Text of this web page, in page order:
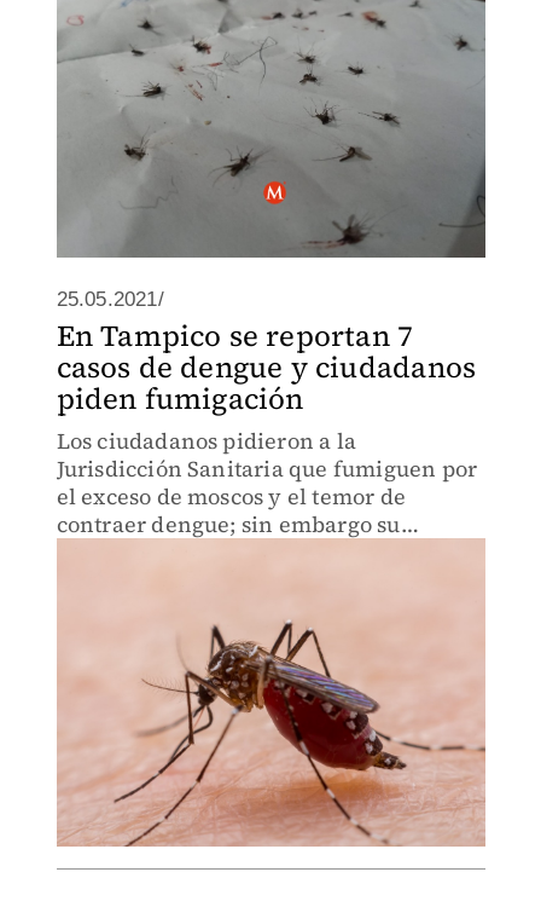
25.05.2021/
En Tampico se reportan 7
casos de dengue y ciudadanos
piden fumigación
Los ciudadanos pidieron a la
Jurisdicción Sanitaria que fumiguen por
el exceso de moscos y el temor de
contraer dengue; sin embargo su